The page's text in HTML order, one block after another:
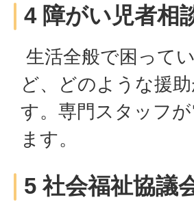
4 障がい児者相
生活全般で困って
ど、どのような援
す。専門スタッフ
ます。
5 社会福祉協議